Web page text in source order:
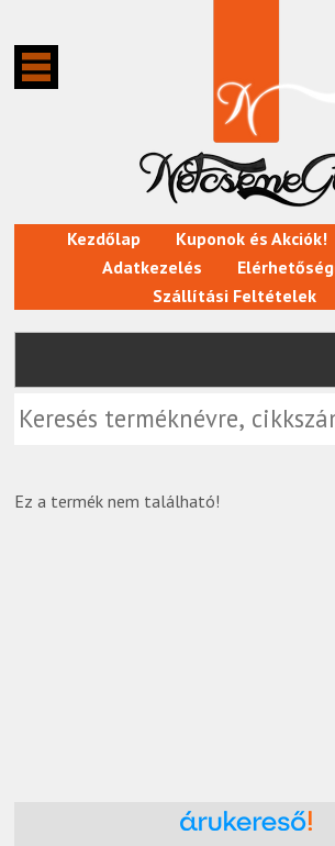
Kezdőlap Kuponok és Akciók!
Adatkezelés
Szállítási Feltételek
Ez a termék nem található!